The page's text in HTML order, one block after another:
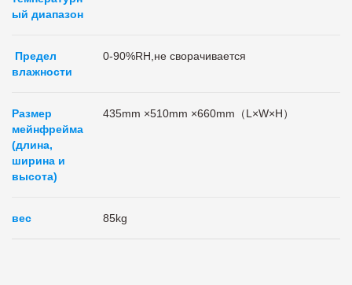
ый диапазон
Предел
влажности
0-90%RH,не сворачивается
Размер
мейнфрейма
(длина,
ширина и
высота)
435mm ×510mm ×660mm（L×W×H）
вес 85kg